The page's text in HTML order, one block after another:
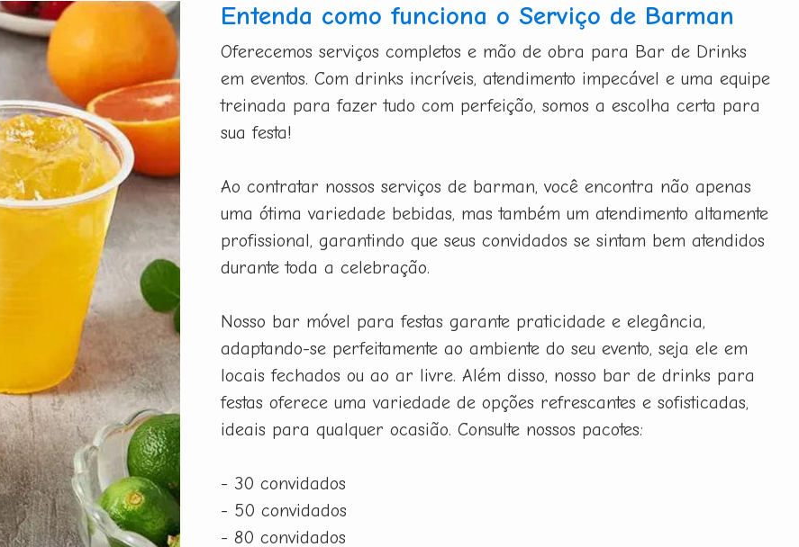
Entenda como funciona o Serviço de Barman
Oferecemos serviços completos e mão de obra para Bar de Drinks
em eventos. Com drinks incríveis, atendimento impecável e uma equipe
treinada para fazer tudo com perfeição, somos a escolha certa para
sua festa!
Ao contratar nossos serviços de barman, você encontra não apenas
uma ótima variedade bebidas, mas também um atendimento altamente
profissional, garantindo que seus convidados se sintam bem atendidos
durante toda a celebração.
Nosso bar móvel para festas garante praticidade e elegância,
adaptando-se perfeitamente ao ambiente do seu evento, seja ele em
locais fechados ou ao ar livre. Além disso, nosso bar de drinks para
festas oferece uma variedade de opções refrescantes e sofisticadas,
ideais para qualquer ocasião. Consulte nossos pacotes:
- 30 convidados
- 50 convidados
- 80 convidados